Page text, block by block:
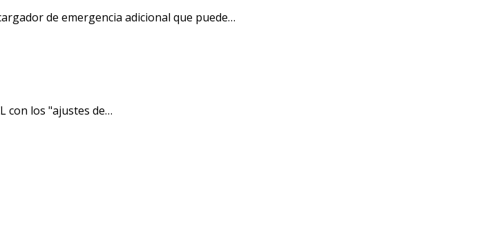
de emergencia adicional que puede…
con los "ajustes de…